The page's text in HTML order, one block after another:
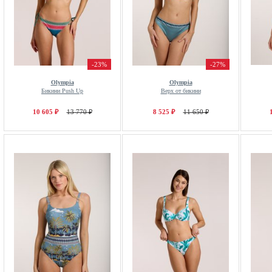
-23%
Olympia
Бикини Push Up
10 605 ₽ 13 770 ₽
-27%
Olympia
Верх от бикини
8 525 ₽ 11 650 ₽